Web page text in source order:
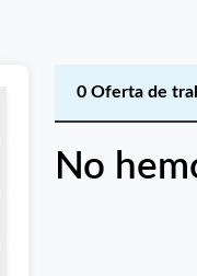
0 Oferta de
No